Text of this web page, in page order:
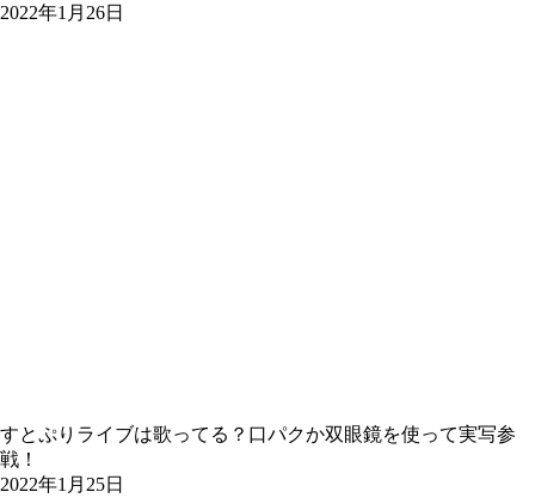
2022年1月26日
すとぷりライブは歌ってる？口パクか双眼鏡を使って実写参
戦！
2022年1月25日